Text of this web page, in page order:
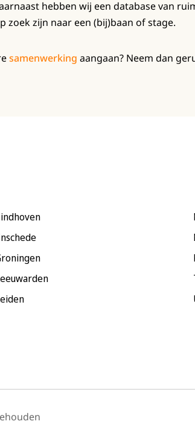
hebben wij een database van
zoek zijn naar een (bij)baan of stage.
samenwerking aangaan? Neem dan